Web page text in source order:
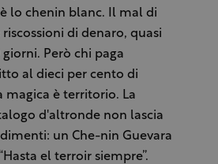
lo chenin blanc. Il mal di
di denaro, quasi
Però chi paga
al dieci per cento di
magica è territorio. La
d'altronde non lascia
un Che-nin Guevara
el terroir siempre”.